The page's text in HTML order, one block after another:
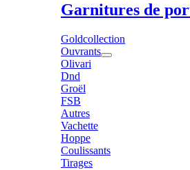
Garnitures de
Goldcollection
Ouvrants
Olivari
Dnd
Groël
FSB
Autres
Vachette
Hoppe
Coulissants
Tirages